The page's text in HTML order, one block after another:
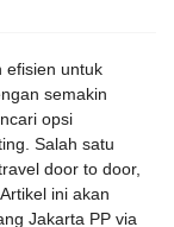
efisien untuk
semakin
opsi
Salah satu
door to door,
ini akan
Jakarta PP via